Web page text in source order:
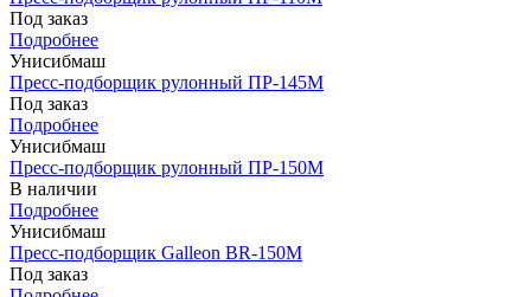
Под заказ
Подробнее
Унисибмаш
Пресс-подборщик рулонный ПР-145М
Под заказ
Подробнее
Унисибмаш
Пресс-подборщик рулонный ПР-150М
В наличии
Подробнее
Унисибмаш
Пресс-подборщик Galleon BR-150М
Под заказ